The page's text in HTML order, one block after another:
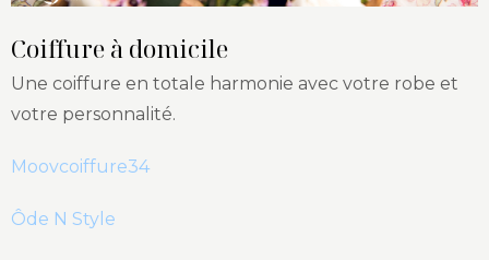
Coiffure à domicile
Une coiffure en totale harmonie avec votre robe et
votre personnalité.
Moovcoiffure34
Ôde N Style